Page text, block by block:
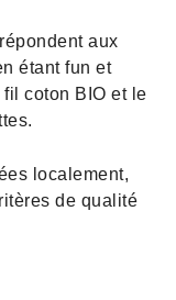
aux
étant fun et
coton BIO et le
localement,
de qualité